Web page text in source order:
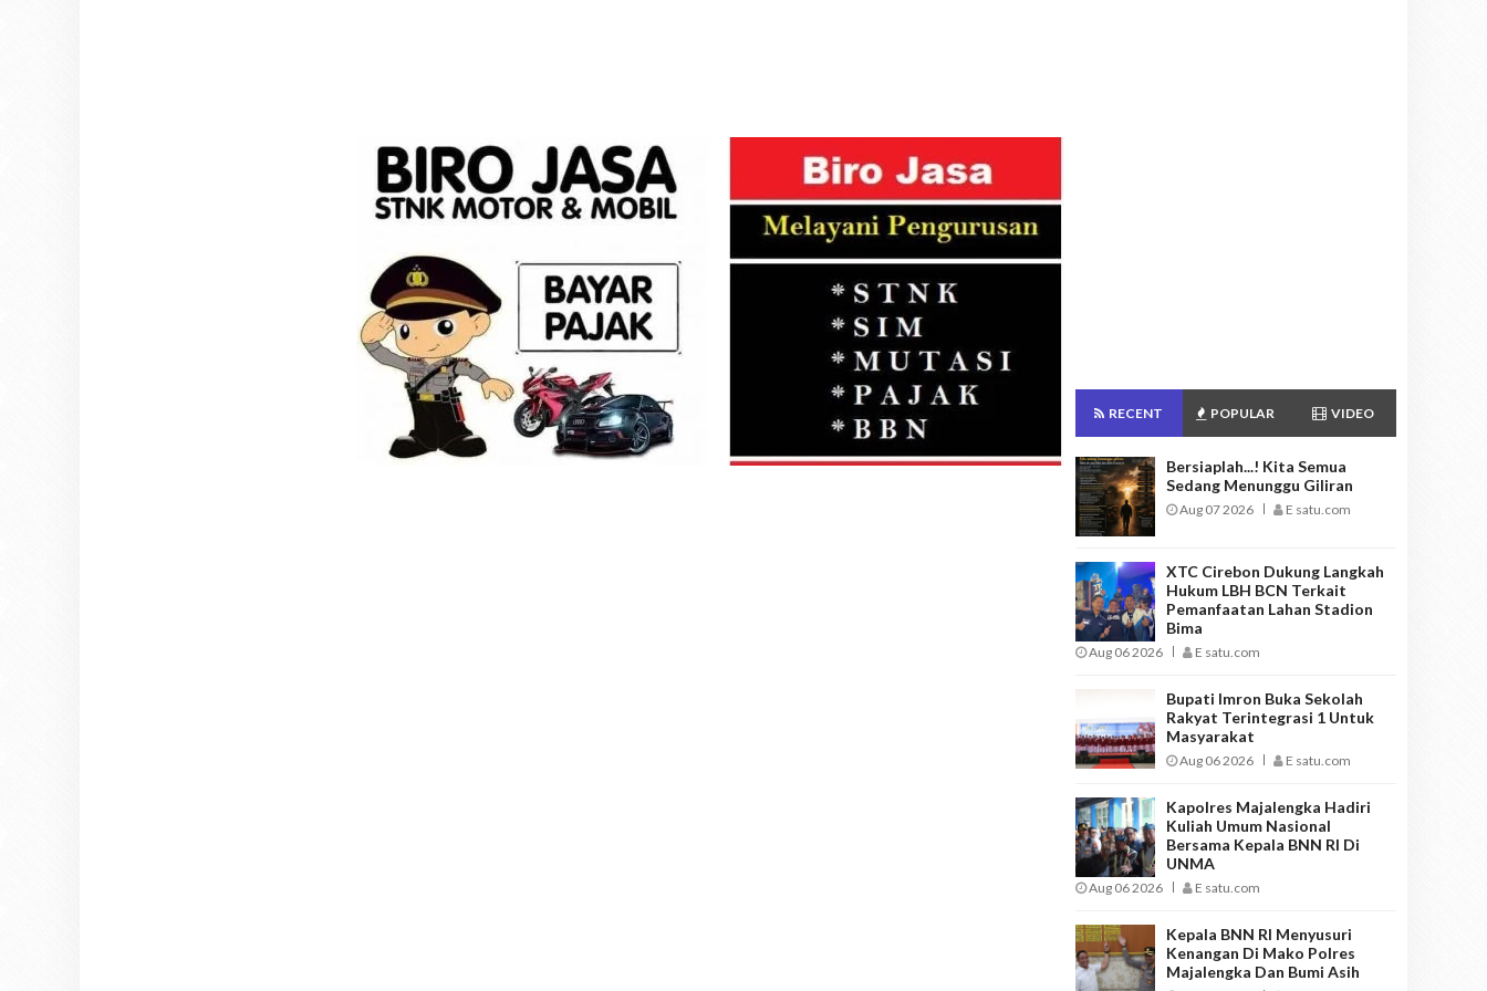
RECENT POPULAR VIDEO
Bersiaplah...! Kita Semua
Sedang Menunggu Giliran
Aug 07 2026 E satu.com
XTC Cirebon Dukung Langkah
Hukum LBH BCN Terkait
Pemanfaatan Lahan Stadion
Bima
Aug 06 2026 E satu.com
Bupati Imron Buka Sekolah
Rakyat Terintegrasi 1 Untuk
Masyarakat
Aug 06 2026 E satu.com
Kapolres Majalengka Hadiri
Kuliah Umum Nasional
Bersama Kepala BNN RI Di
UNMA
Aug 06 2026 E satu.com
Kepala BNN RI Menyusuri
Kenangan Di Mako Polres
Majalengka Dan Bumi Asih